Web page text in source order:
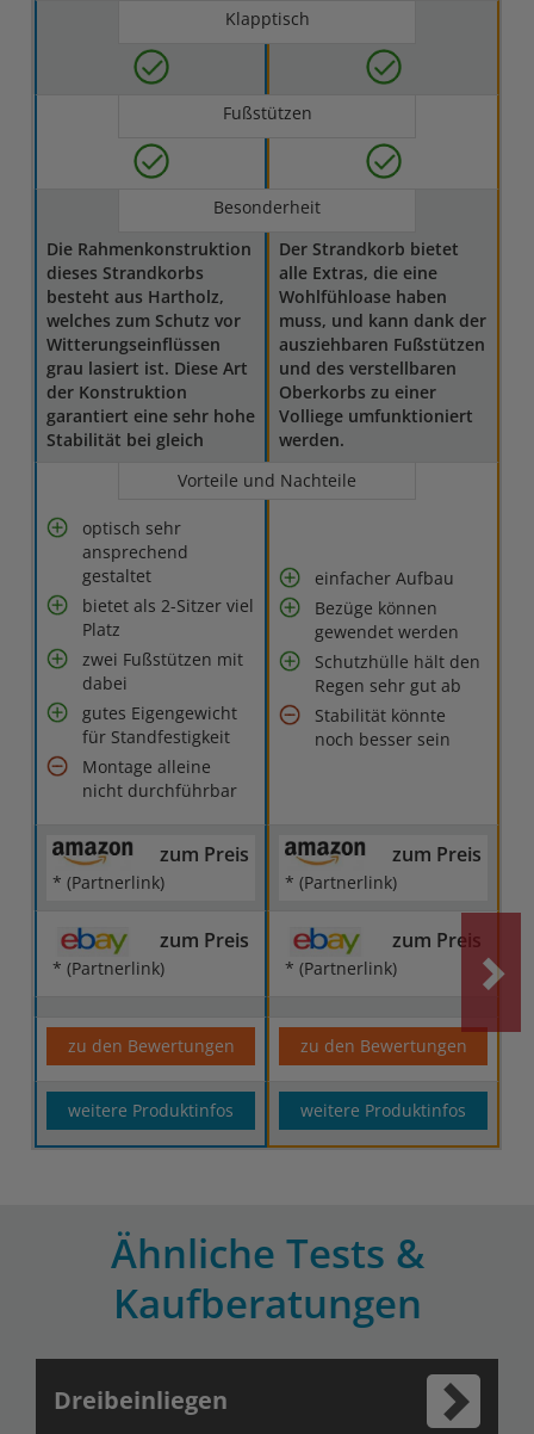
Klapptisch
Fußstützen
Besonderheit
Die Rahmenkonstruktion
dieses Strandkorbs
besteht aus Hartholz,
welches zum Schutz vor
Witterungseinflüssen
grau lasiert ist. Diese Art
der Konstruktion
garantiert eine sehr hohe
Stabilität bei gleich
Der Strandkorb bietet
alle Extras, die eine
Wohlfühloase haben
muss, und kann dank der
ausziehbaren Fußstützen
und des verstellbaren
Oberkorbs zu einer
Volliege umfunktioniert
werden.
Vorteile und Nachteile
optisch sehr
ansprechend
gestaltet
bietet als 2-Sitzer viel
Platz
zwei Fußstützen mit
dabei
gutes Eigengewicht
für Standfestigkeit
Montage alleine
nicht durchführbar
einfacher Aufbau
Bezüge können
gewendet werden
Schutzhülle hält den
Regen sehr gut ab
Stabilität könnte
noch besser sein
zum Preis
* (Partnerlink)
zum Preis
* (Partnerlink)
zum Preis
* (Partnerlink)
zum Preis
* (Partnerlink)
zu den Bewertungen zu den Bewertungen
weitere Produktinfos weitere Produktinfos
Ähnliche Tests &
Kaufberatungen
Dreibeinliegen